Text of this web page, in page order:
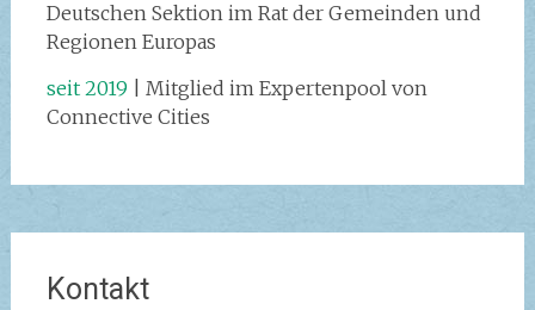
Deutschen Sektion im Rat der Gemeinden und
Regionen Europas
seit 2019 | Mitglied im Expertenpool von
Connective Cities
Kontakt